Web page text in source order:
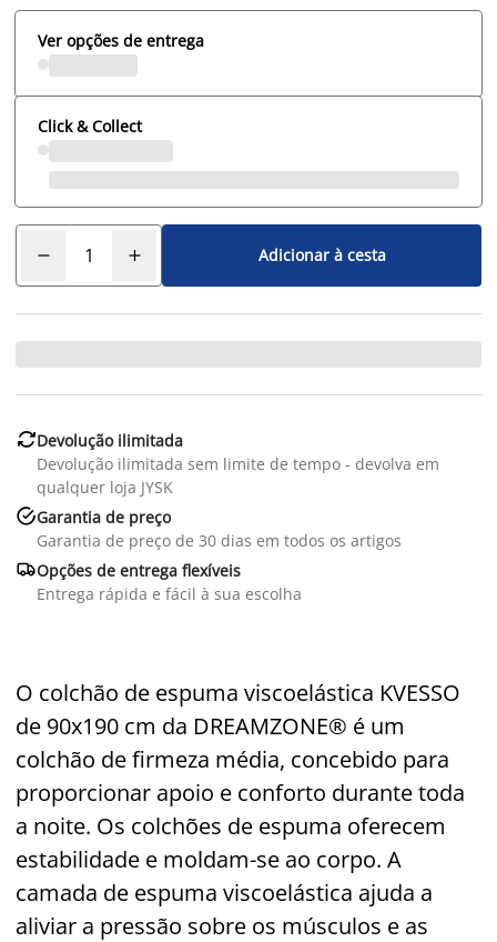
Ver opções de entrega
Click & Collect
Adicionar à cesta
Devolução ilimitada
Devolução ilimitada sem limite de tempo - devolva em
qualquer loja JYSK
Garantia de preço
Garantia de preço de 30 dias em todos os artigos
Opções de entrega flexíveis
Entrega rápida e fácil à sua escolha
O colchão de espuma viscoelástica KVESSO
de 90x190 cm da DREAMZONE® é um
colchão de firmeza média, concebido para
proporcionar apoio e conforto durante toda
a noite. Os colchões de espuma oferecem
estabilidade e moldam-se ao corpo. A
camada de espuma viscoelástica ajuda a
aliviar a pressão sobre os músculos e as